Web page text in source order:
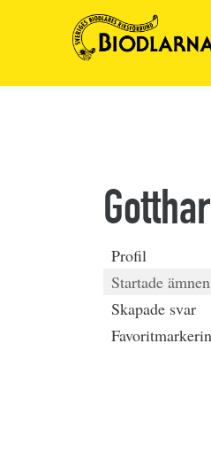
Profil
Startade ämnen
Skapade svar